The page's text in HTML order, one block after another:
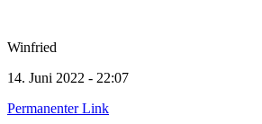
Winfried
14. Juni 2022 - 22:07
Permanenter Link